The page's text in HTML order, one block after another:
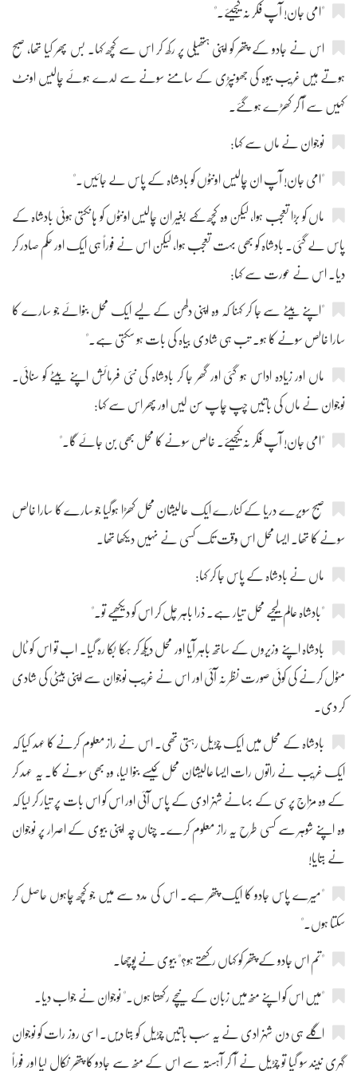
"امی جان! آپ فکر نہ کیجیئے۔"
اس نے جادو کے پتھر کو اپنی ہتھیلی پر رکھ کر اس سے کچھ کہا۔ بس پھر کیا تھا، صبح
ہوتے ہیں غریب بیوہ کی جھونپڑی کے سامنے سونے سے لدے ہوئے چالیس اونٹ
کہیں سے آ کر کھڑے ہو گئے۔
نوجوان نے ماں سے کہا:
"امی جان! آپ ان چالیس اونٹوں کو بادشاہ کے پاس لے جائیں۔"
ماں کو بڑا تعجب ہوا، لیکن وہ کچھ کہے بغیر ان چالیس اونٹوں کو ہانکتی ہوئی بادشاہ کے
پاس لے گئی۔ بادشاہ کو بھی بہت تعجب ہوا، لیکن اس نے فوراً ہی ایک اور حکم صادر کر
دیا۔ اس نے عورت سے کہا:
"اپنے بیٹے سے جا کر کہنا کہ وہ اپنی دلھن کے لیے ایک محل بنوائے جو سارے کا
سارا خالص سونے کا ہو۔ تب ہی شادی بیاہ کی بات ہو سکتی ہے۔"
ماں اور زیادہ اداس ہو گئی اور گھر جا کر بادشاہ کی نئی فرمائش اپنے بیٹے کو سنائی۔
نوجوان نے ماں کی باتیں چپ چاپ سن لیں اور پھر اس سے کہا:
"امی جان! آپ فکر نہ کیجیئے۔ خالص سونے کا محل بھی بن جائے گا۔"
صبح سویرے دریا کے کنارے ایک عالیشان محل کھڑا ہوگیا جو سارے کا سارا خالص
سونے کا تھا۔ ایسا محل اس وقت تک کسی نے نہیں دیکھا تھا۔
ماں نے بادشاہ کے پاس جا کر کہا:
"بادشاہ عالم لیجیے محل تیار ہے۔ ذرا باہر چل کر اس کو دیکھیے تو۔"
بادشاہ اپنے وزیروں کے ساتھ باہر آیا اور محل دیکھ کر ہکا بکا رہ گیا۔ اب تو اس کو ٹال
مٹول کرنے کی کوئی صورت نظر نہ آئی اور اس نے غریب نوجوان سے اپنی بیٹی کی شادی
کر دی۔
بادشاہ کے محل میں ایک چڑیل رہتی تھی۔ اس نے راز معلوم کرنے کا عہد کیا کہ
ایک غریب نے راتوں رات ایسا عالیشان محل کیسے بنوا لیا، وہ بھی سونے کا۔ یہ عہد کر
کے وہ مزاج پرسی کے بہانے شہزادی کے پاس آئی اور اس کو اس بات پر تیار کر لیا کہ
وہ اپنے شوہر سے کسی طرح یہ راز معلوم کرے۔ چناں چہ اپنی بیوی کے اصرار پر نوجوان
نے بتایا!
"میرے پاس جادو کا ایک پتھر ہے۔ اس کی مدد سے میں جو کچھ چاہوں حاصل کر
سکتا ہوں۔"
"تم اس جادو کے پتھر کو کہاں رکھتے ہو؟" بیوی نے پوچھا۔
"میں اس کو اپنے منھ میں زبان کے نیچے رکھتا ہوں۔" نوجوان نے جواب دیا۔
اگلے ہی دن شہزادی نے یہ سب باتیں چڑیل کو بتا دیں۔ اسی روز رات کو نوجوان
گہری نیند سو گیا تو چڑیل نے آ کر آہستہ سے اس کے منھ سے جادو کا پتھر نکال لیا اور فوراً